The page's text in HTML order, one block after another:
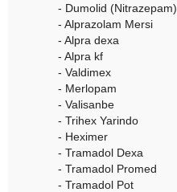
- Dumolid (Nitrazepam)
- Alprazolam Mersi
- Alpra dexa
- Alpra kf
- Valdimex
- Merlopam
- Valisanbe
- Trihex Yarindo
- Heximer
- Tramadol Dexa
- Tramadol Promed
- Tramadol Pot